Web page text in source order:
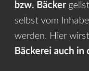
bzw. Bäcker
selbst vom
werden. Hier
Bäckerei auch